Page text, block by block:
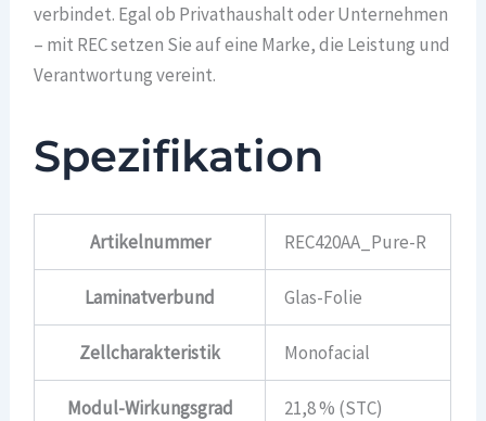
verbindet. Egal ob Privathaushalt oder Unternehmen
– mit REC setzen Sie auf eine Marke, die Leistung und
Verantwortung vereint.
Spezifikation
Artikelnummer REC420AA_Pure-R
Laminatverbund Glas-Folie
Zellcharakteristik Monofacial
Modul-Wirkungsgrad 21,8 % (STC)